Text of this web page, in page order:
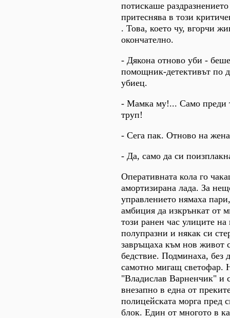
потискаше
притеснява в този
. Това, което чу, вгорчи
окончателно.
- Дякона отново уби -
помощник-детективът по
убиец.
- Мамка му!... Само преди
труп!
- Сега пак. Отново на
- Да, само да си
Оперативната кола го
амортизирана лада. За
управлението нямаха
амбиция да изкрънкат от
този ранен час улиците на
полупразни и някак си
завръщаха към нов живот
бедствие. Подминаха, без
самотно мигащ светофар.
"Владислав Варненчик" и
внезапно в една от
полицейската морга пред
блок. Един от многото в